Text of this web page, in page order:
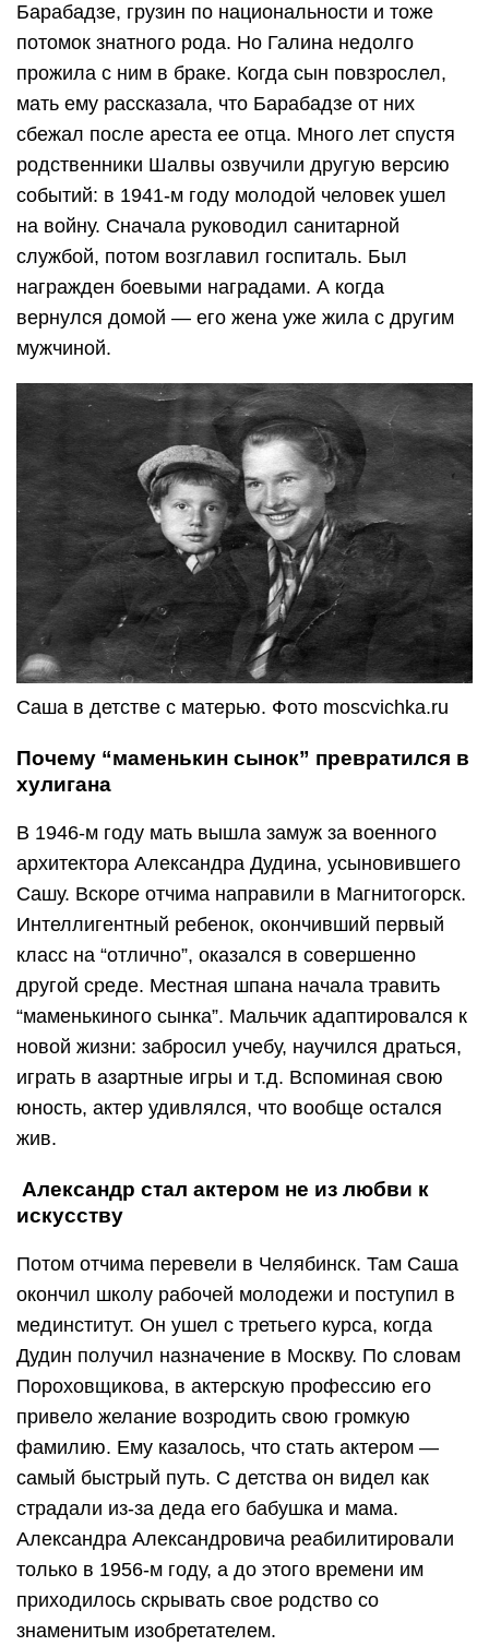
Барабадзе, грузин по национальности и тоже
потомок знатного рода. Но Галина недолго
прожила с ним в браке. Когда сын повзрослел,
мать ему рассказала, что Барабадзе от них
сбежал после ареста ее отца. Много лет спустя
родственники Шалвы озвучили другую версию
событий: в 1941-м году молодой человек ушел
на войну. Сначала руководил санитарной
службой, потом возглавил госпиталь. Был
награжден боевыми наградами. А когда
вернулся домой — его жена уже жила с другим
мужчиной.
Саша в детстве с матерью. Фото moscvichka.ru
Почему “маменькин сынок” превратился в
хулигана
В 1946-м году мать вышла замуж за военного
архитектора Александра Дудина, усыновившего
Сашу. Вскоре отчима направили в Магнитогорск.
Интеллигентный ребенок, окончивший первый
класс на “отлично”, оказался в совершенно
другой среде. Местная шпана начала травить
“маменькиного сынка”. Мальчик адаптировался к
новой жизни: забросил учебу, научился драться,
играть в азартные игры и т.д. Вспоминая свою
юность, актер удивлялся, что вообще остался
жив.
Александр стал актером не из любви к
искусству
Потом отчима перевели в Челябинск. Там Саша
окончил школу рабочей молодежи и поступил в
мединститут. Он ушел с третьего курса, когда
Дудин получил назначение в Москву. По словам
Пороховщикова, в актерскую профессию его
привело желание возродить свою громкую
фамилию. Ему казалось, что стать актером —
самый быстрый путь. С детства он видел как
страдали из-за деда его бабушка и мама.
Александра Александровича реабилитировали
только в 1956-м году, а до этого времени им
приходилось скрывать свое родство со
знаменитым изобретателем.